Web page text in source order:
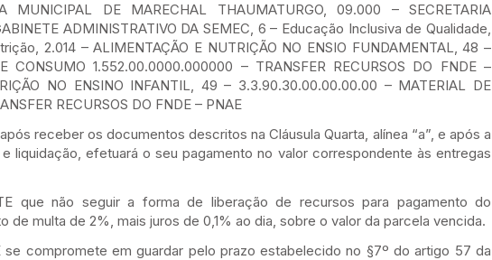
MUNICIPAL DE MARECHAL THAUMATURGO, 09.000 – SECRETARIA
ADMINISTRATIVO DA SEMEC, 6 – Educação Inclusiva de Qualidade,
2.014 – ALIMENTAÇÃO E NUTRIÇÃO NO ENSIO FUNDAMENTAL, 48 –
CONSUMO 1.552.00.0000.000000 – TRANSFER RECURSOS DO FNDE –
NO ENSINO INFANTIL, 49 – 3.3.90.30.00.00.00.00 – MATERIAL DE
RECURSOS DO FNDE – PNAE
receber os documentos descritos na Cláusula Quarta, alínea “a”, e após a
liquidação, efetuará o seu pagamento no valor correspondente às entregas
que não seguir a forma de liberação de recursos para pagamento do
de multa de 2%, mais juros de 0,1% ao dia, sobre o valor da parcela vencida.
se compromete em guardar pelo prazo estabelecido no §7º do artigo 57 da